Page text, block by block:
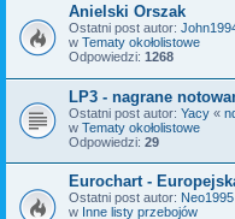
Anielski Orszak
Ostatni post autor:
w Tematy okołolistowe
Odpowiedzi: 1268
LP3 - nagrane
Ostatni post autor: Yacy «
w Tematy okołolistowe
Odpowiedzi: 29
Eurochart -
Ostatni post autor: Neo1995
w Inne listy przebojów